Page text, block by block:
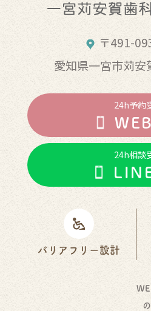
〒491-
愛知県一宮市苅
24h予約
24h相談
バリアフリー設計